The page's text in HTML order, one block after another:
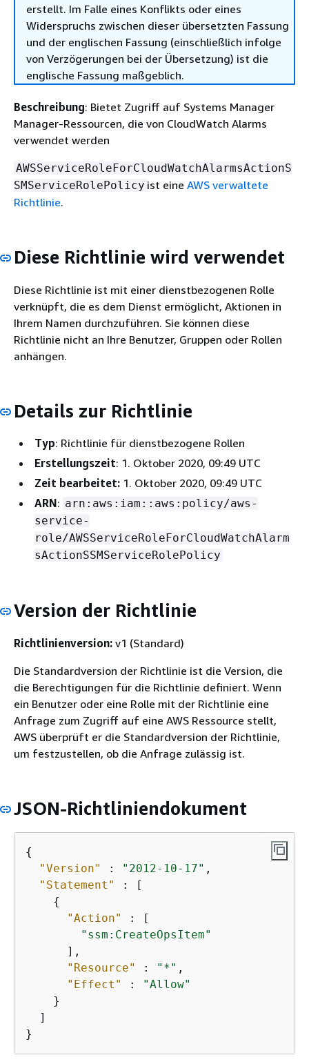
erstellt. Im Falle eines Konflikts oder eines
Widerspruchs zwischen dieser übersetzten Fassung
und der englischen Fassung (einschließlich infolge
von Verzögerungen bei der Übersetzung) ist die
englische Fassung maßgeblich.
Beschreibung: Bietet Zugriff auf Systems Manager
Manager-Ressourcen, die von CloudWatch Alarms
verwendet werden
AWSServiceRoleForCloudWatchAlarmsActionS
SMServiceRolePolicy ist eine AWS verwaltete
Richtlinie.
Diese Richtlinie wird verwendet
Diese Richtlinie ist mit einer dienstbezogenen Rolle
verknüpft, die es dem Dienst ermöglicht, Aktionen in
Ihrem Namen durchzuführen. Sie können diese
Richtlinie nicht an Ihre Benutzer, Gruppen oder Rollen
anhängen.
Details zur Richtlinie
Typ: Richtlinie für dienstbezogene Rollen
Erstellungszeit: 1. Oktober 2020, 09:49 UTC
Zeit bearbeitet: 1. Oktober 2020, 09:49 UTC
ARN: arn:aws:iam::aws:policy/aws-
service-
role/AWSServiceRoleForCloudWatchAlarm
sActionSSMServiceRolePolicy
Version der Richtlinie
Richtlinienversion: v1 (Standard)
Die Standardversion der Richtlinie ist die Version, die
die Berechtigungen für die Richtlinie definiert. Wenn
ein Benutzer oder eine Rolle mit der Richtlinie eine
Anfrage zum Zugriff auf eine AWS Ressource stellt,
AWS überprüft er die Standardversion der Richtlinie,
um festzustellen, ob die Anfrage zulässig ist.
JSON-Richtliniendokument
{
"Version"
: "2012-10-17" ,
"Statement"
: [
{
"Action"
: [
"ssm:CreateOpsItem"
      ],
"Resource"
: "*" ,
"Effect"
:
"Allow"
    }
  ]
}